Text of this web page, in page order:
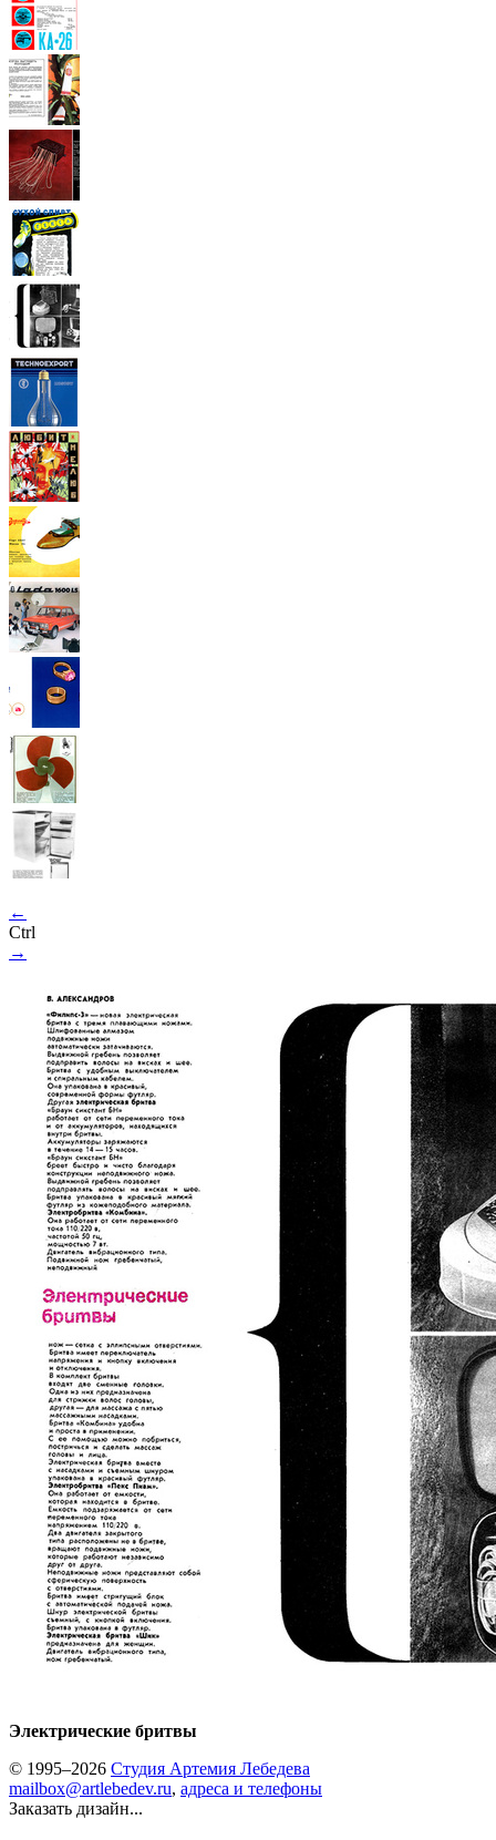
←
Ctrl
→
Электрические бритвы
© 1995–2026 Студия Артемия Лебедева
mailbox@artlebedev.ru, адреса и телефоны
Заказать дизайн...